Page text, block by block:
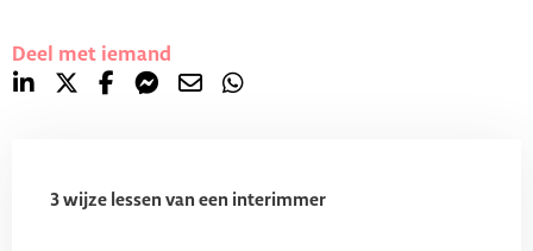
Deel met iemand
3 wijze lessen van een interimmer